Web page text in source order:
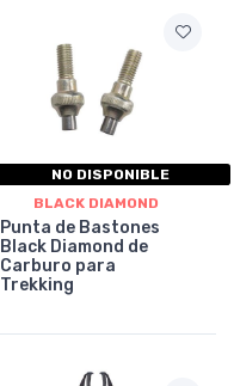
NO DISPONIBLE
BLACK DIAMOND
Punta de Bastones
Black Diamond de
Carburo para
Trekking